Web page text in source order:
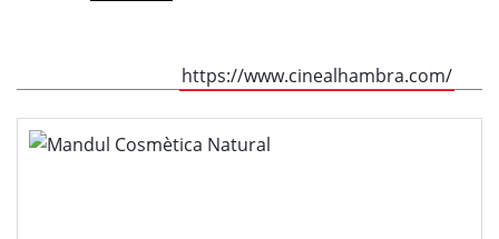
https://www.cinealhambra.com/